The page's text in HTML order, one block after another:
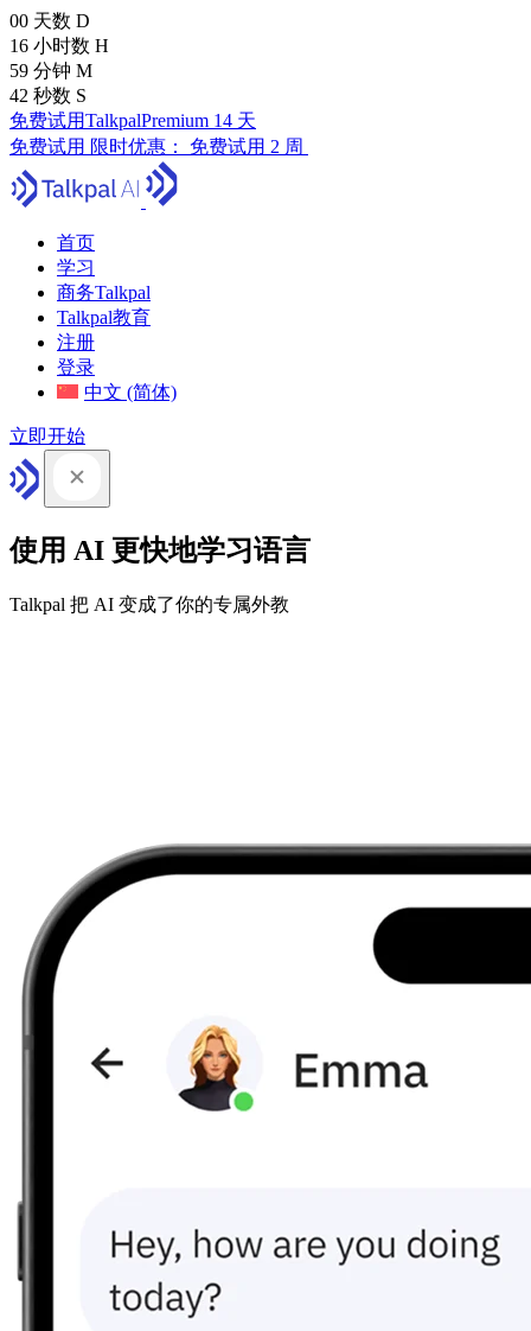
00 天数 D
16 小时数 H
59 分钟 M
41 秒数 S
免费试用TalkpalPremium 14 天
免费试用 限时优惠： 免费试用 2 周
首页
学习
商务Talkpal
Talkpal教育
注册
登录
中文 (简体)
立即开始
使用 AI 更快地学习语言
Talkpal 把 AI 变成了你的专属外教